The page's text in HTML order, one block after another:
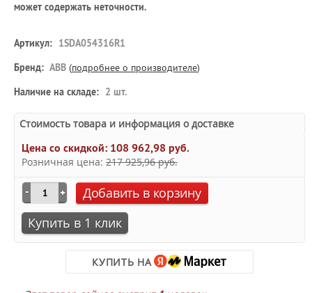
может содержать неточности.
Артикул: 1SDA054316R1
Бренд: ABB (подробнее о производителе)
Наличие на складе: 2 шт.
Стоимость товара и информация о доставке
Цена со скидкой: 108 962,98 руб.
Розничная цена: 217 925,96 руб.
Добавить в корзину
Купить в 1 клик
КУПИТЬ НА